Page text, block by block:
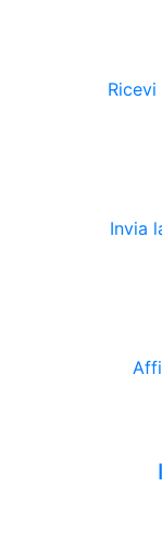
Invia